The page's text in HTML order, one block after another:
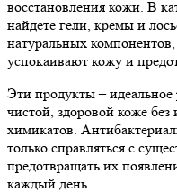
восстановления кожи. В
найдете гели, кремы и
натуральных
успокаивают кожу и
Эти продукты – идеальное
чистой, здоровой коже без
химикатов.
только справляться с
предотвращать их
каждый день.